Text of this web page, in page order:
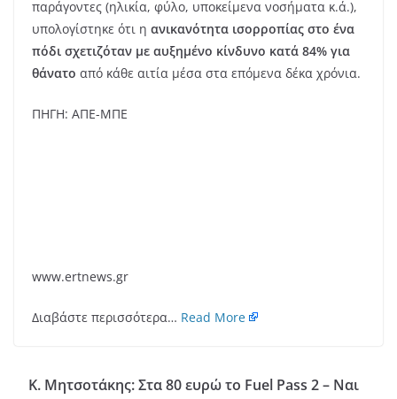
παράγοντες (ηλικία, φύλο, υποκείμενα νοσήματα κ.ά.),
υπολογίστηκε ότι η ανικανότητα ισορροπίας στο ένα
πόδι σχετιζόταν με αυξημένο κίνδυνο κατά 84% για
θάνατο από κάθε αιτία μέσα στα επόμενα δέκα χρόνια.
ΠΗΓΗ: ΑΠΕ-ΜΠΕ
www.ertnews.gr
Διαβάστε περισσότερα… Read More
Κ. Μητσοτάκης: Στα 80 ευρώ το Fuel Pass 2 – Ναι